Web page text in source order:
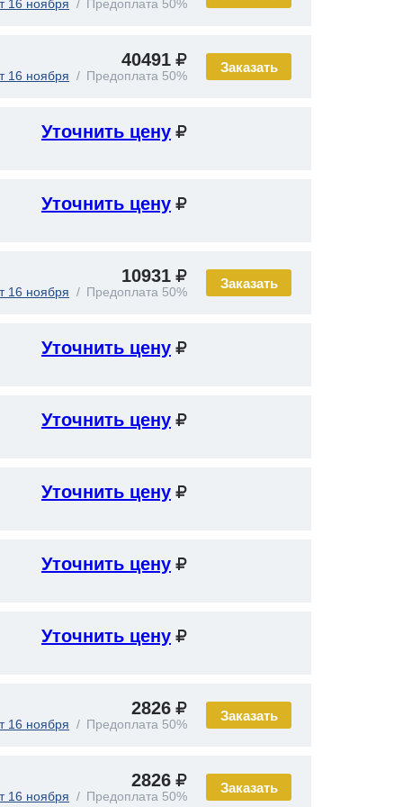
16 ноября Предоплата 50%
Заказать
40491
16 ноября Предоплата 50%
Уточнить цену
Уточнить цену
Заказать
10931
16 ноября Предоплата 50%
Уточнить цену
Уточнить цену
Уточнить цену
Уточнить цену
Уточнить цену
Заказать
2826
16 ноября Предоплата 50%
Заказать
2826
16 ноября Предоплата 50%